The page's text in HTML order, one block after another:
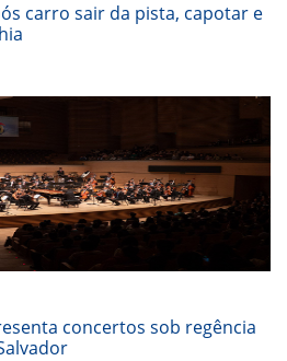
carro sair da pista, capotar e
concertos sob regência